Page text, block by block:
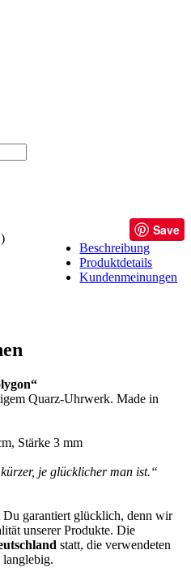
Save
Beschreibung
Produktdetails
Kundenmeinungen
Quarz-Uhrwerk. Made in
Stärke 3 mm
kürzer, je glücklicher man ist.“
Du garantiert glücklich, denn wir
unserer Produkte. Die
statt, die verwendeten